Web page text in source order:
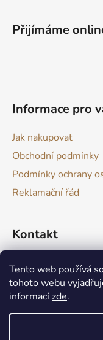
Tento web používá
tohoto webu
informacízde.
Přijímáme
Informace pro
Jak nakupovat
Obchodní podmínky
Podmínky ochrany
Reklamační řád
Kontakt
drevokazuv @